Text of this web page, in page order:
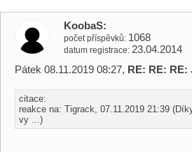
KoobaS
počet příspěvků 1068
datum registrace 23.04.2014
Pátek 08.11.2019 08:27, RE: RE:
citace:
reakce na: Tigrack, 07.11.2019 21:39
vy ...)